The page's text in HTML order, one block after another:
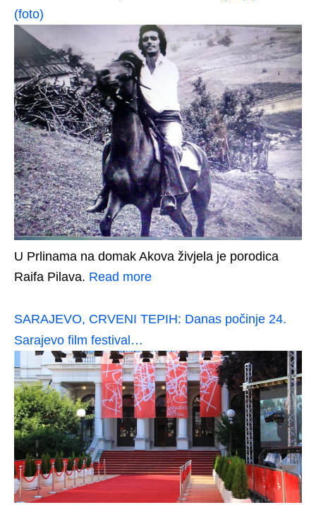
(foto)
U Prlinama na domak Akova živjela je porodica
Raifa Pilava. Read more
SARAJEVO, CRVENI TEPIH: Danas počinje 24.
Sarajevo film festival…